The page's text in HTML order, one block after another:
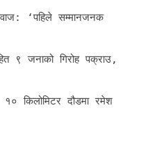
आवाज: ‘पहिले सम्मानजनक
९ जनाको गिरोह पक्राउ,
किलोमिटर दौडमा रमेश